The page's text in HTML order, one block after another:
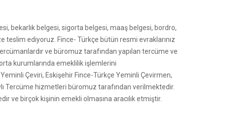
bekarlık belgesi, sigorta belgesi, maaş belgesi, bordro,
teslim ediyoruz. Fince- Türkçe bütün resmi evraklarınız
ve büromuz tarafından yapılan tercüme ve
kurumlarında emeklilik işlemlerini
Çeviri, Eskişehir Fince-Türkçe Yeminli Çevirmen,
Tercüme hizmetleri büromuz tarafından verilmektedir.
ve birçok kişinin emekli olmasına aracılık etmiştir.